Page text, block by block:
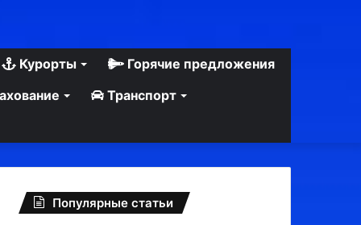
Курорты
Горячие предложения
Транспорт
Популярные статьи